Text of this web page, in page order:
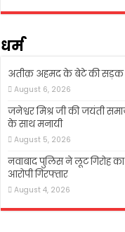
धर्म
अतीक़ अहमद के बेटे की सड़क
August 6, 2026
जनेश्वर मिश्र जी की जयंती
के साथ मनायी
August 5, 2026
नवाबाद पुलिस ने लूट गिरोह
आरोपी गिरफ्तार
August 4, 2026